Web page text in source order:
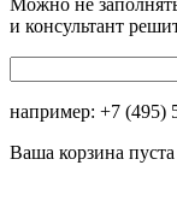
Можно не
и консультант
например: +7 (495)
Ваша корзина пуста